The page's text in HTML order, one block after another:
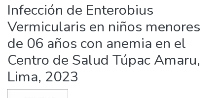
Infección de Enterobius
Vermicularis en niños menores
de 06 años con anemia en el
Centro de Salud Túpac Amaru,
Lima, 2023